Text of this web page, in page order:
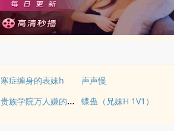
寒症缠身的表妹h
声声慢
贵族学院万人嫌的训狗日常【NP】 蝶蛊（兄妹H 1V1）